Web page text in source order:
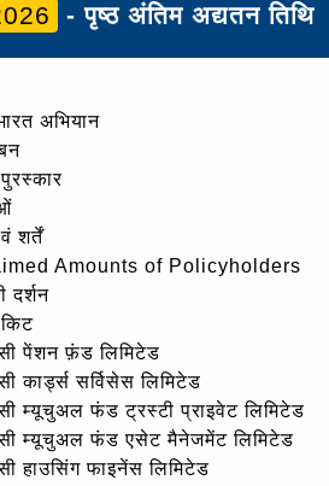
- पृष्ठ अंतिम अद्यतन तिथि
अभियान
पुरस्कार
शर्तें
Amounts of Policyholders
दर्शन
पेंशन फ़ंड लिमिटेड
कार्ड्स सर्विसेस लिमिटेड
म्यूचुअल फंड ट्रस्टी प्राइवेट लिमिटेड
म्यूचुअल फंड एसेट मैनेजमेंट लिमिटेड
हाउसिंग फाइनेंस लिमिटेड